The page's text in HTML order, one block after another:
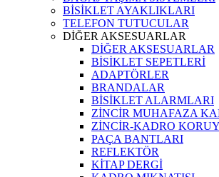
BİSİKLET AYAKLIKLARI
TELEFON TUTUCULAR
DİĞER AKSESUARLAR
DİĞER AKSESUARLAR
BİSİKLET SEPETLERİ
ADAPTÖRLER
BRANDALAR
BİSİKLET ALARMLARI
ZİNCİR MUHAFAZA
ZİNCİR-KADRO
PAÇA BANTLARI
REFLEKTÖR
KİTAP DERGİ